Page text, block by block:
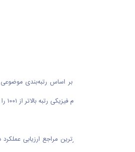
تایمز که از جمله معتبرترین مراجع